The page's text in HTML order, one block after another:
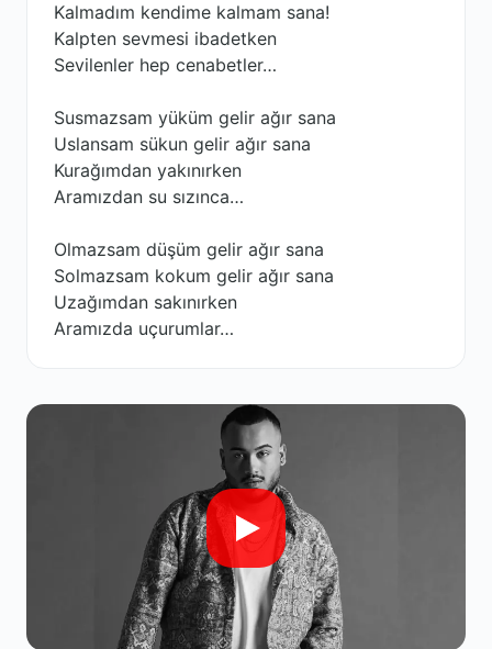
Kalmadım kendime kalmam sana!
Kalpten sevmesi ibadetken
Sevilenler hep cenabetler…
Susmazsam yüküm gelir ağır sana
Uslansam sükun gelir ağır sana
Kurağımdan yakınırken
Aramızdan su sızınca…
Olmazsam düşüm gelir ağır sana
Solmazsam kokum gelir ağır sana
Uzağımdan sakınırken
Aramızda uçurumlar…